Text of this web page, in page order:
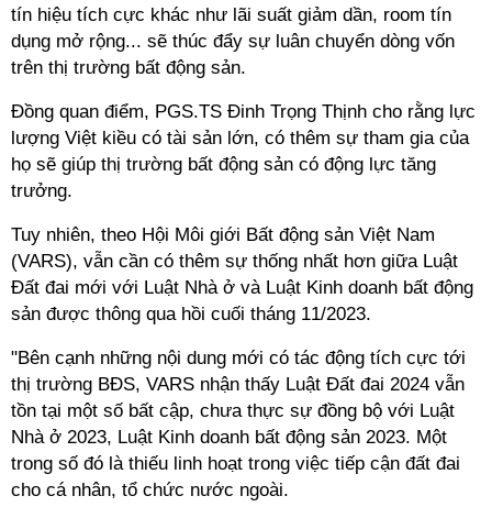
tín hiệu tích cực khác như lãi suất giảm dần, room tín
dụng mở rộng... sẽ thúc đẩy sự luân chuyển dòng vốn
trên thị trường bất động sản.
Đồng quan điểm, PGS.TS Đinh Trọng Thịnh cho rằng lực
lượng Việt kiều có tài sản lớn, có thêm sự tham gia của
họ sẽ giúp thị trường bất động sản có động lực tăng
trưởng.
Tuy nhiên, theo Hội Môi giới Bất động sản Việt Nam
(VARS), vẫn cần có thêm sự thống nhất hơn giữa Luật
Đất đai mới với Luật Nhà ở và Luật Kinh doanh bất động
sản được thông qua hồi cuối tháng 11/2023.
"Bên cạnh những nội dung mới có tác động tích cực tới
thị trường BĐS, VARS nhận thấy Luật Đất đai 2024 vẫn
tồn tại một số bất cập, chưa thực sự đồng bộ với Luật
Nhà ở 2023, Luật Kinh doanh bất động sản 2023. Một
trong số đó là thiếu linh hoạt trong việc tiếp cận đất đai
cho cá nhân, tổ chức nước ngoài.